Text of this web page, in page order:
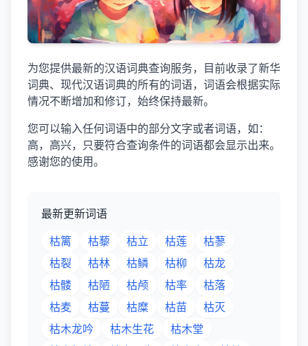
为您提供最新的汉语词典查询服务，目前收录了新华
词典、现代汉语词典的所有的词语，词语会根据实际
情况不断增加和修订，始终保持最新。
您可以输入任何词语中的部分文字或者词语，如：
高，高兴，只要符合查询条件的词语都会显示出来。
感谢您的使用。
最新更新词语
枯篱
枯藜 枯立 枯莲
枯蓼
枯裂
枯林 枯鳞 枯柳
枯龙
枯髅
枯陋 枯颅 枯率
枯落
枯麦
枯蔓 枯糜 枯苗
枯灭
枯木龙吟
枯木生花
枯木堂